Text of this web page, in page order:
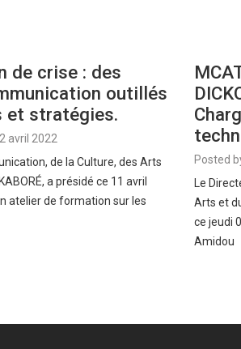
de crise : des
outillés
et stratégies.
avril 2022
de la Culture, des Arts
a présidé ce 11 avril
atelier de formation sur les
Posted
Le
Arts et
ce jeudi
Amidou